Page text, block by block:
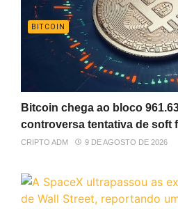
BITCOIN
Bitcoin chega ao bloco
controversa tentativa de soft
CRIPTO ADM 9 DE AGOSTO DE 2026